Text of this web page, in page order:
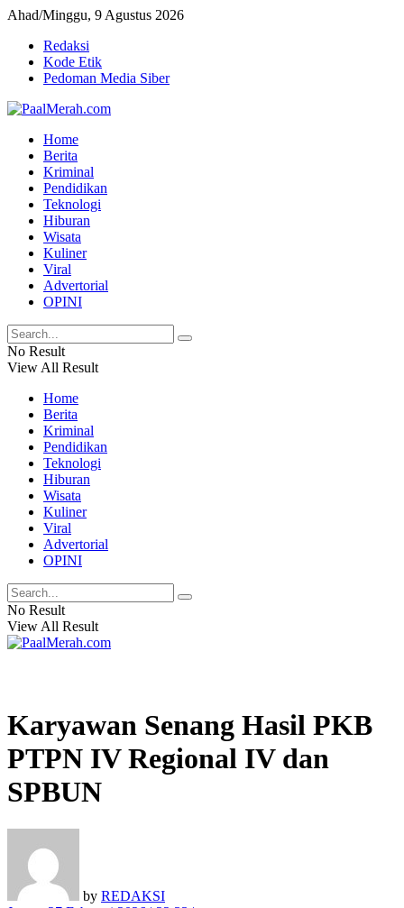
Ahad/Minggu, 9 Agustus 2026
Redaksi
Kode Etik
Pedoman Media Siber
Home
Berita
Kriminal
Pendidikan
Teknologi
Hiburan
Wisata
Kuliner
Viral
Advertorial
OPINI
No Result
View All Result
Home
Berita
Kriminal
Pendidikan
Teknologi
Hiburan
Wisata
Kuliner
Viral
Advertorial
OPINI
No Result
View All Result
Karyawan Senang Hasil PKB
PTPN IV Regional IV dan
SPBUN
by REDAKSI